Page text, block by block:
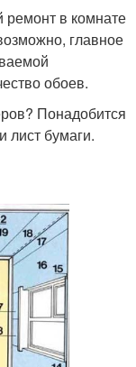
ремонт в комнате
главное
обоев.
Понадобится
лист бумаги.